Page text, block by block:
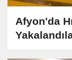
Afyon'da